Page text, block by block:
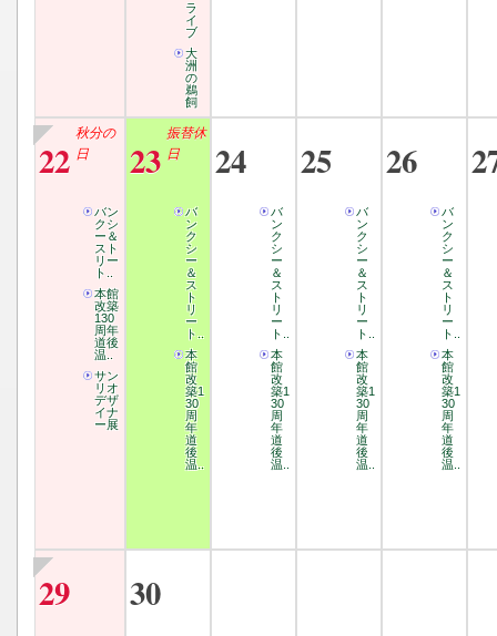
ラ
イ
ブ
大
洲
の
鵜
飼
22
秋分の
日
バン
クシ
ー＆
スト
リー
ト..
本館
改築
130
周年
道後
温..
サン
リオ
デザ
イナ
ー展
23
振替休
日
バ
ン
ク
シ
ー
＆
ス
ト
リ
ー
ト..
本
館
改
築1
30
周
年
道
後
温..
24
バ
ン
ク
シ
ー
＆
ス
ト
リ
ー
ト..
本
館
改
築1
30
周
年
道
後
温..
25
バ
ン
ク
シ
ー
＆
ス
ト
リ
ー
ト..
本
館
改
築1
30
周
年
道
後
温..
26
バ
ン
ク
シ
ー
＆
ス
ト
リ
ー
ト..
本
館
改
築1
30
周
年
道
後
温..
29 30